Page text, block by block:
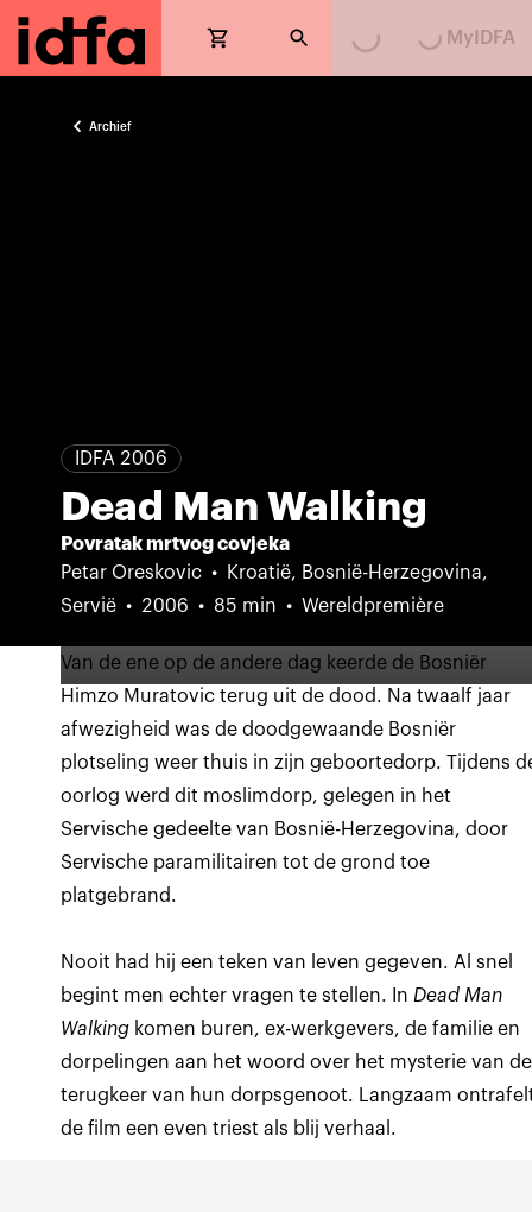
MyIDFA
Archief
IDFA 2006
Dead Man Walking
Povratak mrtvog covjeka
Petar Oreskovic
Kroatië, Bosnië-Herzegovina,
Servië
2006 85 min Wereldpremière
Van de ene op de andere dag keerde de Bosniër
Himzo Muratovic terug uit de dood. Na twaalf jaar
afwezigheid was de doodgewaande Bosniër
plotseling weer thuis in zijn geboortedorp. Tijdens
oorlog werd dit moslimdorp, gelegen in het
Servische gedeelte van Bosnië-Herzegovina, door
Servische paramilitairen tot de grond toe
platgebrand.
Nooit had hij een teken van leven gegeven. Al snel
begint men echter vragen te stellen. In Dead Man
Walking komen buren, ex-werkgevers, de familie en
dorpelingen aan het woord over het mysterie van de
terugkeer van hun dorpsgenoot. Langzaam
de film een even triest als blij verhaal.